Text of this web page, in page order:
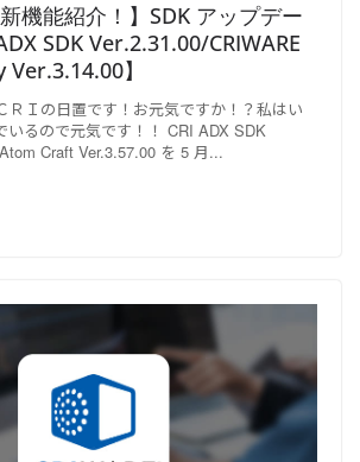
新機能紹介！】SDK アップデー
SDK Ver.2.31.00/CRIWARE
】
ＲＩの日置です！お元気ですか！？私はい
いるので元気です！！ CRI ADX SDK
Craft Ver.3.57.00 を 5 月